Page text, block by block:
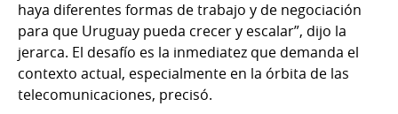
haya diferentes formas de trabajo y de negociación
para que Uruguay pueda crecer y escalar”, dijo la
jerarca. El desafío es la inmediatez que demanda el
contexto actual, especialmente en la órbita de las
telecomunicaciones, precisó.